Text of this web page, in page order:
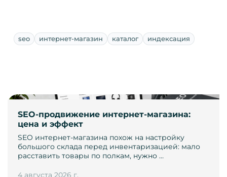
seo интернет-магазин каталог индексация
SEO-продвижение интернет-магазина:
цена и эффект
SEO интернет-магазина похож на настройку
большого склада перед инвентаризацией: мало
расставить товары по полкам, нужно …
4 августа 2026 г.